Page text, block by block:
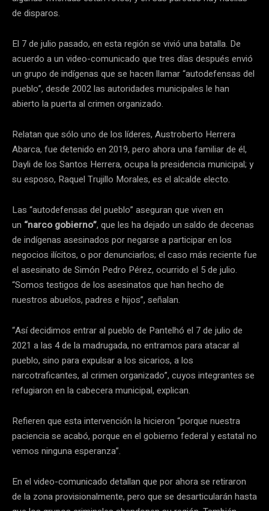
de disparos.
El 7 de julio pasado, en esta región se vivió una batalla. De
acuerdo a un video-comunicado que tres días después envió
un grupo de indígenas que se hacen llamar “autodefensas del
pueblo”, desde 2002 las autoridades municipales le han
abierto la puerta al crimen organizado.
Relatan que sólo uno de los líderes, Austroberto Herrera
Abarca, fue detenido en 2019, pero ahora una familiar de él,
Dayli de los Santos Herrera, ocupa la presidencia municipal; y
su esposo, Raquel Trujillo Morales, es el alcalde electo.
Las “autodefensas del pueblo” aseguran que viven en
un “narco gobierno”, que les ha dejado un saldo de decenas
de indígenas asesinados por negarse a participar en los
negocios ilícitos, o por denunciarlos; el caso más reciente fue
el asesinato de Simón Pedro Pérez, ocurrido el 5 de julio.
“Somos testigos de los asesinatos que han hecho de
nuestros abuelos, padres e hijos”, señalan.
“Así decidimos entrar al pueblo de Pantelhó el 7 de julio de
2021 a las 4 de la madrugada, no entramos para atacar al
pueblo, sino para expulsar a los sicarios, a los
narcotraficantes, al crimen organizado”, cuyos integrantes se
refugiaron en la cabecera municipal, explican.
Refieren que esta intervención la hicieron “porque nuestra
paciencia se acabó, porque en el gobierno federal y estatal no
vemos ninguna esperanza”.
En el video-comunicado detallan que por ahora se retiraron
de la zona provisionalmente, pero que se desarticularán hasta